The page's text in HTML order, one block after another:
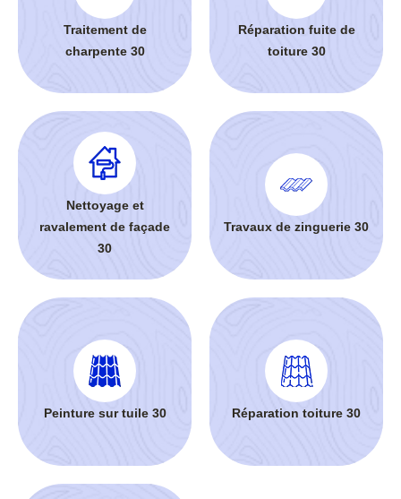
Traitement de
charpente 30
Réparation fuite de
toiture 30
Nettoyage et
ravalement de façade
30
Travaux de zinguerie 30
Peinture sur tuile 30 Réparation toiture 30